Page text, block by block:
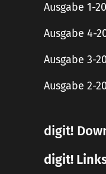
Ausgabe 1-
Ausgabe 4-
Ausgabe 3-
Ausgabe 2-
digit!
digit!